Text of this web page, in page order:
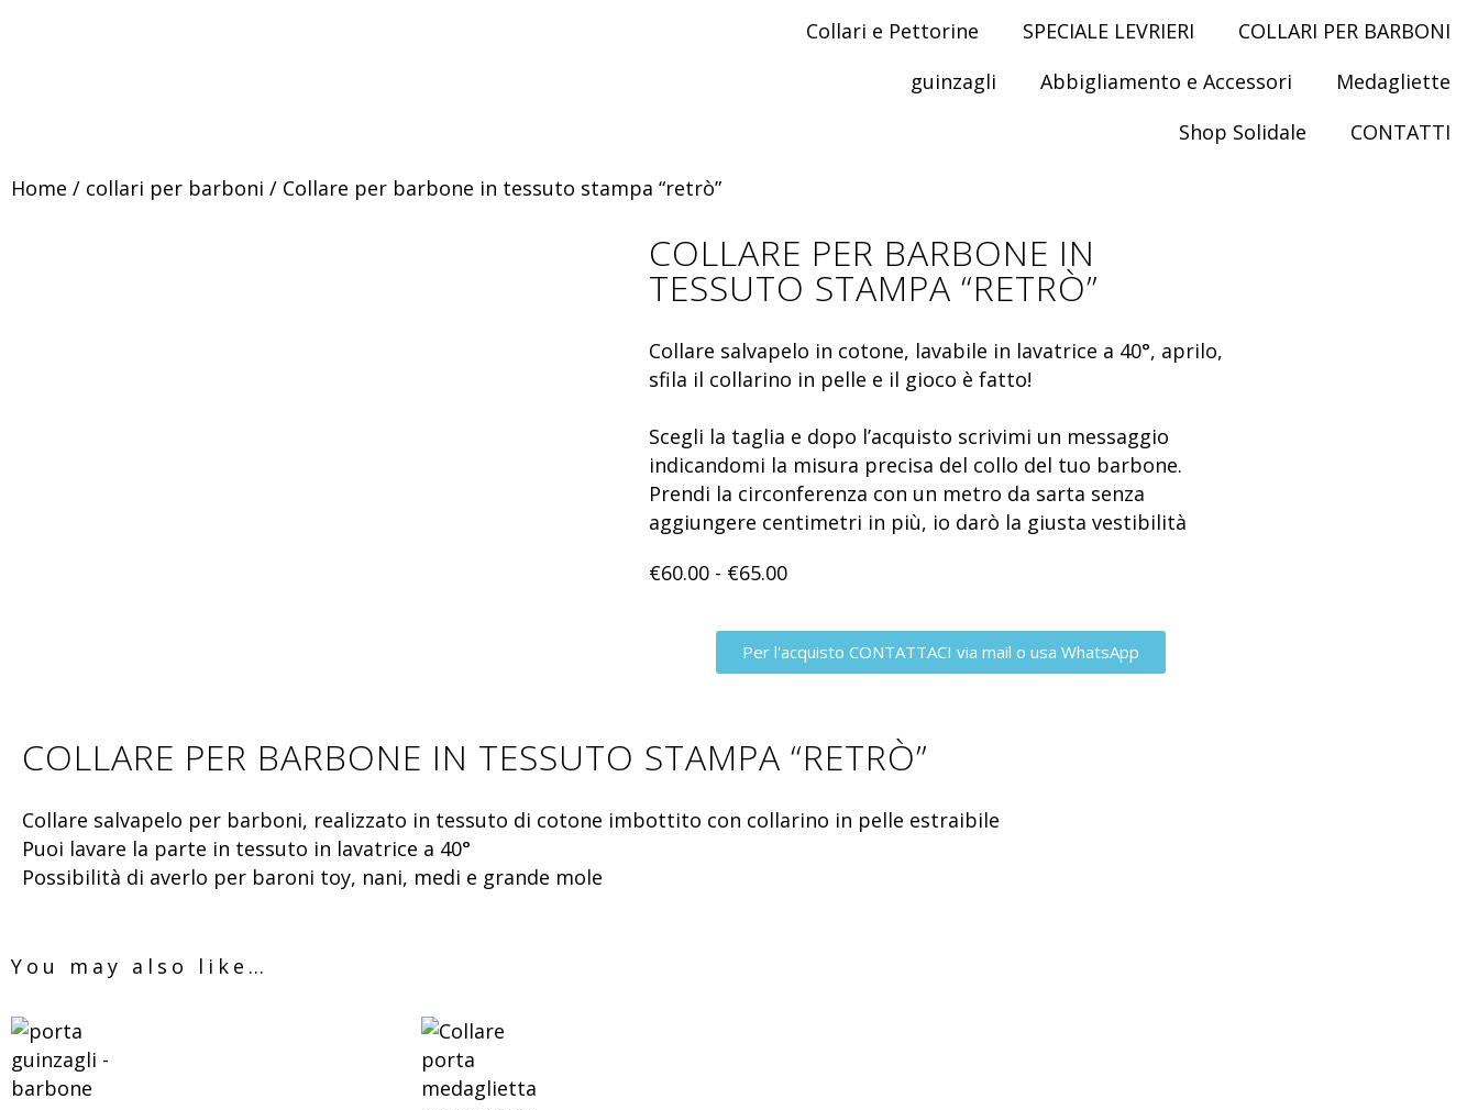
Collari e Pettorine SPECIALE LEVRIERI
COLLARI PER BARBONI
guinzagli
Abbigliamento e Accessori
Medagliette
Shop Solidale
CONTATTI
Home / collari per barboni / Collare per barbone in tessuto stampa “retrò”
COLLARE PER BARBONE IN
TESSUTO STAMPA “RETRÒ”
Collare salvapelo in cotone, lavabile in lavatrice a 40°, aprilo,
sfila il collarino in pelle e il gioco è fatto!
Scegli la taglia e dopo l’acquisto scrivimi un messaggio
indicandomi la misura precisa del collo del tuo barbone.
Prendi la circonferenza con un metro da sarta senza
aggiungere centimetri in più, io darò la giusta vestibilità
€60.00 - €65.00
Per l'acquisto CONTATTACI via mail o usa WhatsApp
COLLARE PER BARBONE IN TESSUTO STAMPA “RETRÒ”
Collare salvapelo per barboni, realizzato in tessuto di cotone imbottito con collarino in pelle estraibile
Puoi lavare la parte in tessuto in lavatrice a 40°
Possibilità di averlo per baroni toy, nani, medi e grande mole
You may also like…